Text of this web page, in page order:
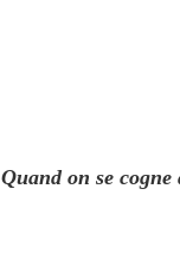
Quand on se